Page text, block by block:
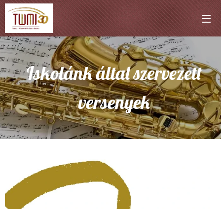
Iskolánk által szervezett
versenyek